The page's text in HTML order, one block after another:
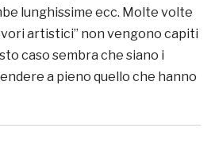
lunghissime ecc. Molte volte
artistici” non vengono capiti
caso sembra che siano i
a pieno quello che hanno